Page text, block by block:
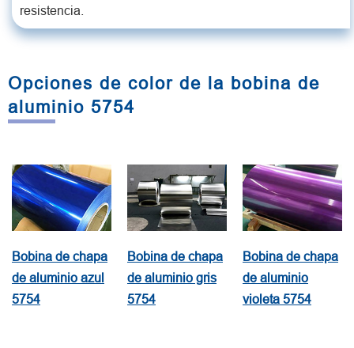
resistencia.
Opciones de color de la bobina de
aluminio 5754
Bobina de chapa
de aluminio azul
5754
Bobina de chapa
de aluminio gris
5754
Bobina de chapa
de aluminio
violeta 5754